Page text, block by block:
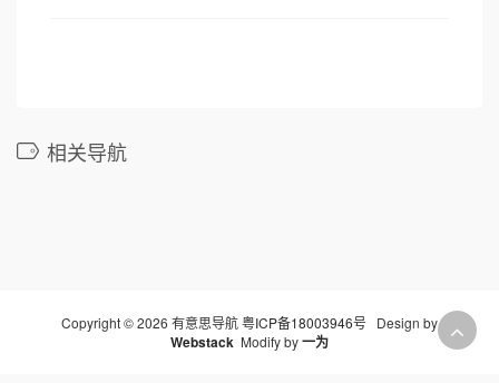
相关导航
Copyright © 2026 有意思导航粤ICP备18003946号 Design by
Webstack Modify by一为